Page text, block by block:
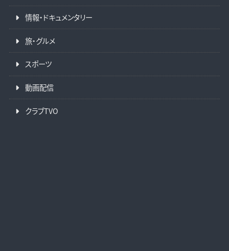
情報・ドキュメンタリー
旅・グルメ
スポーツ
動画配信
クラブTVO